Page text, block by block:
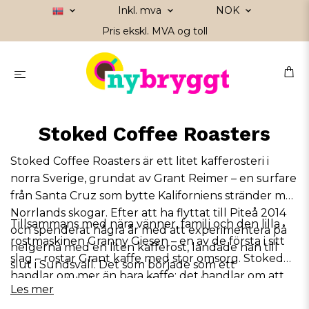
Inkl. mva
NOK
Pris ekskl. MVA og toll
Stoked Coffee Roasters
Stoked Coffee Roasters är ett litet kafferosteri i
norra Sverige, grundat av Grant Reimer – en surfare
från Santa Cruz som bytte Kaliforniens stränder mot
Norrlands skogar. Efter att ha flyttat till Piteå 2014
och spenderat några år med att experimentera på
helgerna med en liten kafferost, landade han till
slut i Sundsvall. Det som började som ett
hobbyprojekt har vuxit till ett passionerat rosteri
Tillsammans med nära vänner, familj och den lilla
rostmaskinen Granny Giesen – en av de första i sitt
slag – rostar Grant kaffe med stor omsorg. Stoked
handlar om mer än bara kaffe; det handlar om att
bygga gemenskap genom smak, design och sköna
Les mer